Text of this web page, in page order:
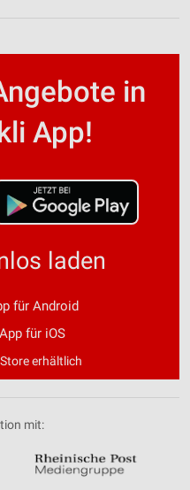
in
App!
laden
für Android
für iOS
erhältlich
mit: